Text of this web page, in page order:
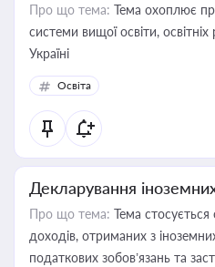
Про що тема: Тема охоплює
системи вищої освіти, освітніх
Україні
Освіта
Декларування
Про що тема: Тема стосується
доходів, отриманих з
податкових зобов’язань та